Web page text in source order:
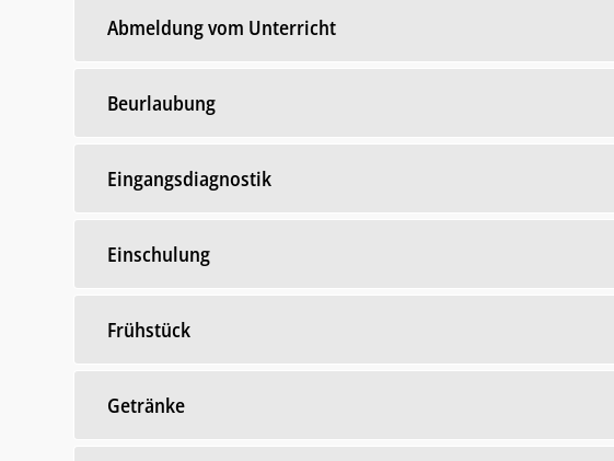
Abmeldung vom Unterricht
Beurlaubung
Eingangsdiagnostik
Einschulung
Frühstück
Getränke